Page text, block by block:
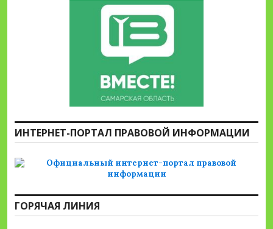
ИНТЕРНЕТ-ПОРТАЛ ПРАВОВОЙ ИНФОРМАЦИИ
ГОРЯЧАЯ ЛИНИЯ